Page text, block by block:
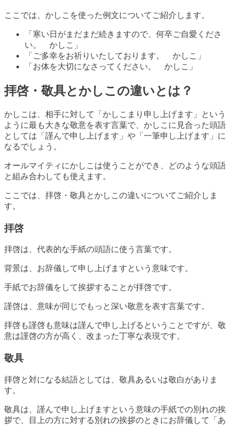
ここでは、かしこを使った例文についてご紹介します。
「寒い日がまだまだ続きますので、何卒ご自愛くださ
い。 かしこ」
「ご多幸をお祈りいたしております。 かしこ」
「お体を大切になさってください。 かしこ」
拝啓・敬具とかしこの違いとは？
かしこは、相手に対して「かしこまり申し上げます」という
ように最も大きな敬意を表す言葉で、かしこに見合った頭語
としては「謹んで申し上げます」や「一筆申し上げます」に
なるでしょう。
オールマイティにかしこは使うことができ、どのような頭語
と組み合わしても使えます。
ここでは、拝啓・敬具とかしこの違いについてご紹介しま
す。
拝啓
拝啓は、代表的な手紙の頭語に使う言葉です。
背景は、お辞儀して申し上げますという意味です。
手紙でお辞儀をして挨拶することが拝啓です。
謹啓は、意味が同じでもっと深い敬意を表す言葉です。
拝啓も謹啓も意味は謹んで申し上げるということですが、敬
意は謹啓の方が高く、改まった丁寧な表現です。
敬具
拝啓と対になる結語としては、敬具あるいは敬白がありま
す。
敬具は、謹んで申し上げますという意味の手紙での別れの挨
拶で、目上の方に対する別れの挨拶のときにお辞儀して「あ